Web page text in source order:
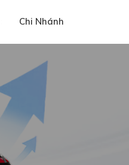
Chi Nhánh